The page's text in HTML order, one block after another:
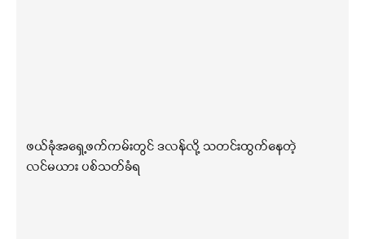
ဖယ်ခုံအရှေ့ဖက်ကမ်းတွင် ဒလန်လို့ သတင်းထွက်နေတဲ့
လင်မယား ပစ်သတ်ခံရ